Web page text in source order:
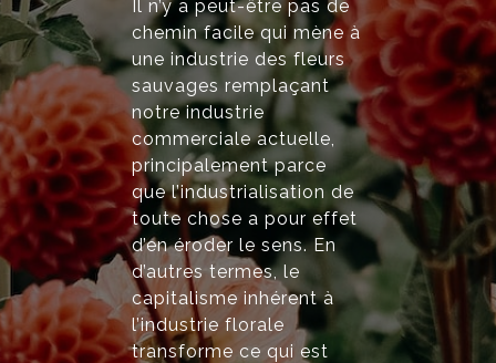
Il n’y a peut-être pas de
chemin facile qui mène à
une industrie des fleurs
sauvages remplaçant
notre industrie
commerciale actuelle,
principalement parce
que l’industrialisation de
toute chose a pour effet
d’en éroder le sens. En
d’autres termes, le
capitalisme inhérent à
l’industrie florale
transforme ce qui est